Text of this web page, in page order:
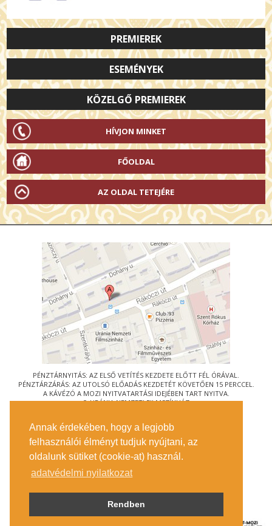
Annak érdekében, hogy a legjobb
felhasználói élményt tudjuk nyújtani, az
oldalunk sütiket (cookie-at) használ.
adatvédelmi nyilatkozat
Rendben
PREMIEREK
ESEMÉNYEK
KÖZELGŐ PREMIEREK
HÍVJON MINKET
FŐOLDAL
AZ OLDAL TETEJÉRE
PÉNZTÁRNYITÁS: AZ ELSŐ VETÍTÉS KEZDETE ELŐTT FÉL ÓRÁVAL.
PÉNZTÁRZÁRÁS: AZ UTOLSÓ ELŐADÁS KEZDETÉT KÖVETŐEN 15 PERCCEL.
A KÁVÉZÓ A MOZI NYITVATARTÁSI IDEJÉBEN TART NYITVA.
© URÁNIA NEMZETI FILMSZÍNHÁZ
1088 BUDAPEST, RÁKÓCZI ÚT 21.
MEGKÖZELÍTÉS
JEGYINFORMÁCIÓ
ÍRJON NEKÜNK!
KÖZÉRDEKŰ ADATOK